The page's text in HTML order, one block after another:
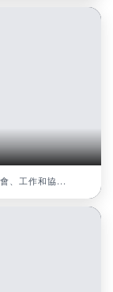
、工作和協...